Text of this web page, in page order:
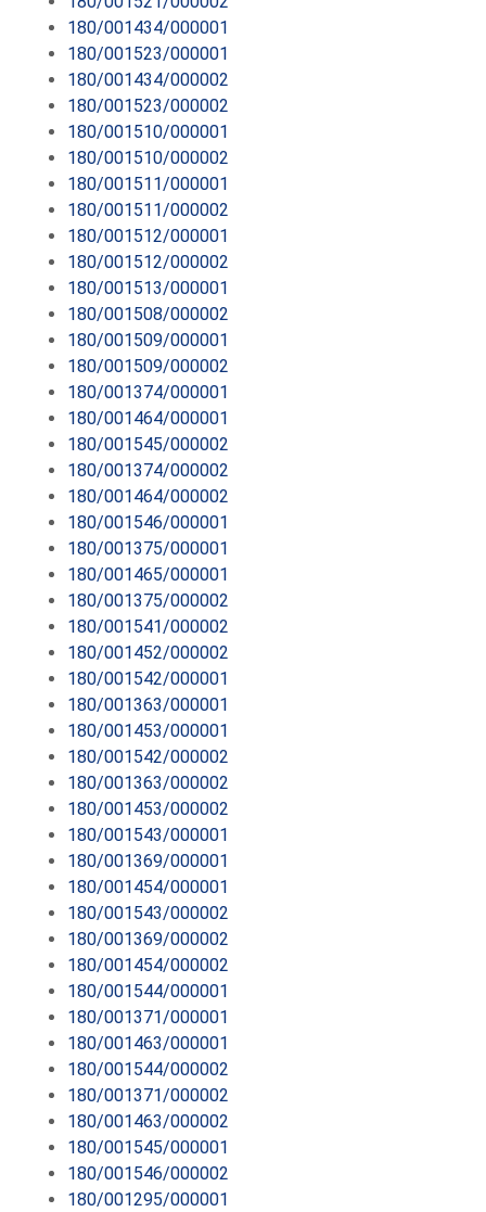
180/001434/000001
180/001523/000001
180/001434/000002
180/001523/000002
180/001510/000001
180/001510/000002
180/001511/000001
180/001511/000002
180/001512/000001
180/001512/000002
180/001513/000001
180/001508/000002
180/001509/000001
180/001509/000002
180/001374/000001
180/001464/000001
180/001545/000002
180/001374/000002
180/001464/000002
180/001546/000001
180/001375/000001
180/001465/000001
180/001375/000002
180/001541/000002
180/001452/000002
180/001542/000001
180/001363/000001
180/001453/000001
180/001542/000002
180/001363/000002
180/001453/000002
180/001543/000001
180/001369/000001
180/001454/000001
180/001543/000002
180/001369/000002
180/001454/000002
180/001544/000001
180/001371/000001
180/001463/000001
180/001544/000002
180/001371/000002
180/001463/000002
180/001545/000001
180/001546/000002
180/001295/000001